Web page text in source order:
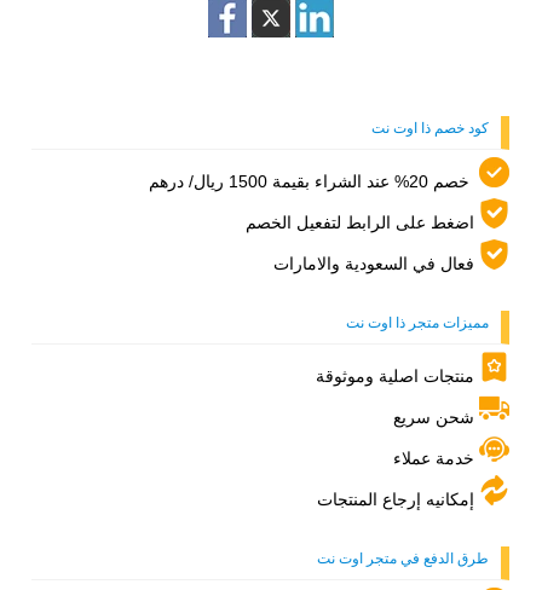
كود خصم ذا اوت نت
خصم 20% عند الشراء بقيمة 1500 ريال/ درهم
اضغط على الرابط لتفعيل الخصم
فعال في السعودية والامارات
مميزات متجر ذا اوت نت
منتجات اصلية وموثوقة
شحن سريع
خدمة عملاء
إمكانيه إرجاع المنتجات
طرق الدفع في متجر اوت نت